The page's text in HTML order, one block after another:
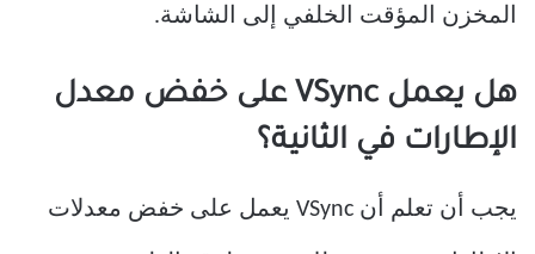
المخزن المؤقت الخلفي إلى الشاشة.
هل يعمل VSync على خفض معدل
الإطارات في الثانية؟
يجب أن تعلم أن VSync يعمل على خفض معدلات